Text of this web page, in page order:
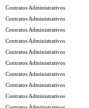
Contratos Administrativos
Contratos Administrativos
Contratos Administrativos
Contratos Administrativos
Contratos Administrativos
Contratos Administrativos
Contratos Administrativos
Contratos Administrativos
Contratos Administrativos